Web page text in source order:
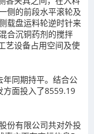
侧的前段水平滚轮及
载盘运料轮逆时针来
合沉铜药剂的搅拌
艺设备占用空间及使
同期持平。结合公
方面投入了8559.19
份有限公司共对外投